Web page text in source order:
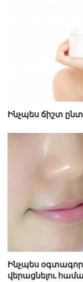
Ինչպես ճիշտ
Ինչպես
վերացնելու